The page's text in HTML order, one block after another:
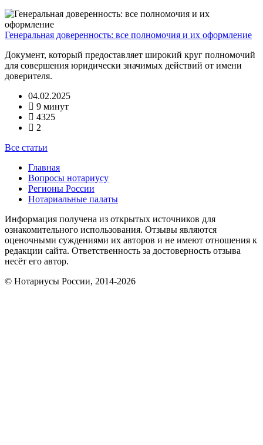
Генеральная доверенность: все полномочия и их оформление
Документ, который предоставляет широкий круг полномочий
для совершения юридически значимых действий от имени
доверителя.
04.02.2025
9 минут
4325
2
Все статьи
Главная
Вопросы нотариусу
Регионы России
Нотариальные палаты
Информация получена из открытых источников для
ознакомительного использования. Отзывы являются
оценочными суждениями их авторов и не имеют отношения к
редакции сайта. Ответственность за достоверность отзыва
несёт его автор.
© Нотариусы России, 2014-2026